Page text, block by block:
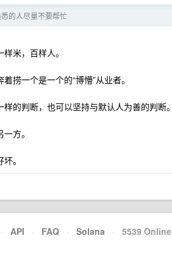
的人尽量不要帮忙
米，百样人。
捞一个是一个的“博懵”从业者。
的判断，也可以坚持与默认人为善的判断。
方。
。
· API · FAQ · Solana · 5539 Online